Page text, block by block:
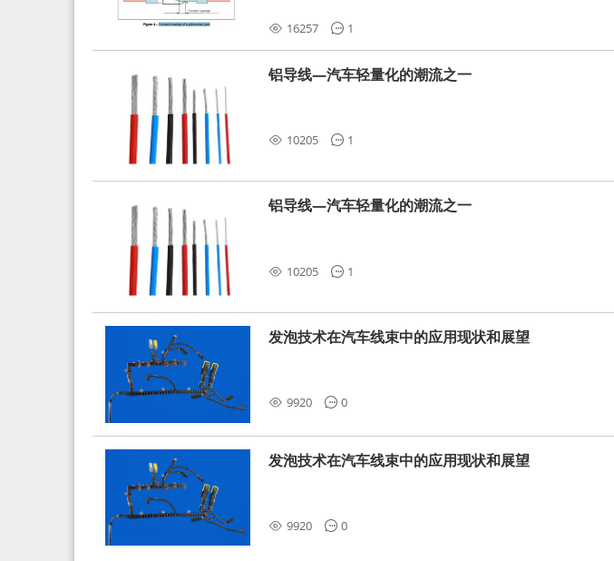
16257 1
铝导线—汽车轻量化的潮流之一
10205 1
铝导线—汽车轻量化的潮流之一
10205 1
发泡技术在汽车线束中的应用现状和展望
9920 0
发泡技术在汽车线束中的应用现状和展望
9920 0